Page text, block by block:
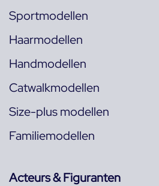
Sportmodellen
Haarmodellen
Handmodellen
Catwalkmodellen
Size-plus modellen
Familiemodellen
Acteurs & Figuranten